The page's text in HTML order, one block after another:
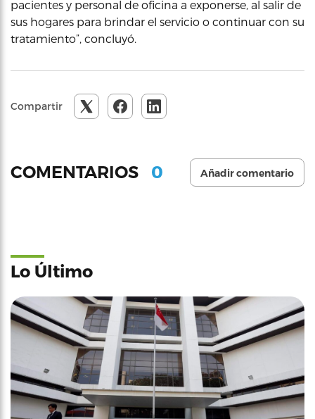
pacientes y personal de oficina a exponerse, al salir de
sus hogares para brindar el servicio o continuar con su
tratamiento”, concluyó.
Compartir
COMENTARIOS 0 Añadir comentario
Lo Último